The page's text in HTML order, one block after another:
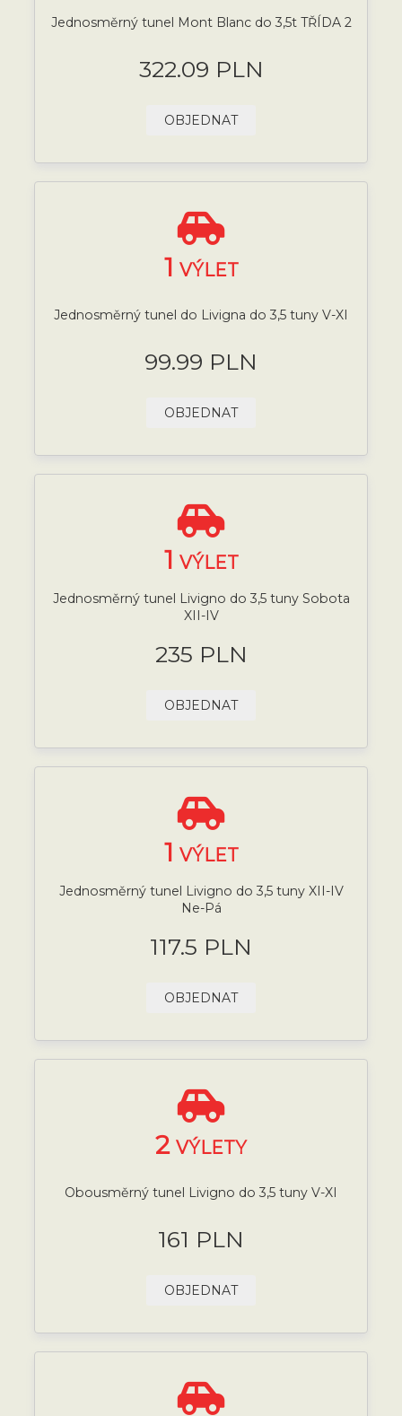
Jednosměrný tunel Mont Blanc do 3,5t TŘÍDA 2
322.09 PLN
OBJEDNAT
1 VÝLET
Jednosměrný tunel do Livigna do 3,5 tuny V-XI
99.99 PLN
OBJEDNAT
1 VÝLET
Jednosměrný tunel Livigno do 3,5 tuny Sobota
XII-IV
235 PLN
OBJEDNAT
1 VÝLET
Jednosměrný tunel Livigno do 3,5 tuny XII-IV
Ne-Pá
117.5 PLN
OBJEDNAT
2 VÝLETY
Obousměrný tunel Livigno do 3,5 tuny V-XI
161 PLN
OBJEDNAT